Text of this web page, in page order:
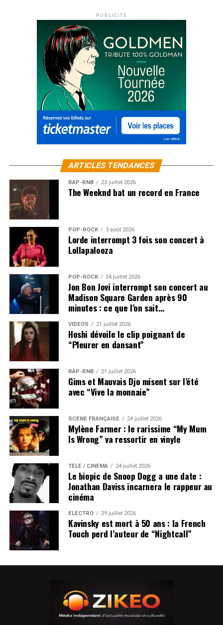
PUBLICITÉ
ARTICLES TENDANCES
RAP-RNB 23 juillet 2026
The Weeknd bat un record en France
POP-ROCK 3 août 2026
Lorde interrompt 3 fois son concert à
Lollapalooza
POP-ROCK 24 juillet 2026
Jon Bon Jovi interrompt son concert au
Madison Square Garden après 90
minutes : ce que l’on sait…
VIDEOS 21 juillet 2026
Hoshi dévoile le clip poignant de
“Pleurer en dansant”
RAP-RNB 21 juillet 2026
Gims et Mauvais Djo misent sur l’été
avec “Vive la monnaie”
SCÈNE FRANÇAISE 24 juillet 2026
Mylène Farmer : le rarissime “My Mum
Is Wrong” va ressortir en vinyle
TÉLÉ / CINÉMA 24 juillet 2026
Le biopic de Snoop Dogg a une date :
Jonathan Daviss incarnera le rappeur au
cinéma
ÉLECTRO 29 juillet 2026
Kavinsky est mort à 50 ans : la French
Touch perd l’auteur de “Nightcall”